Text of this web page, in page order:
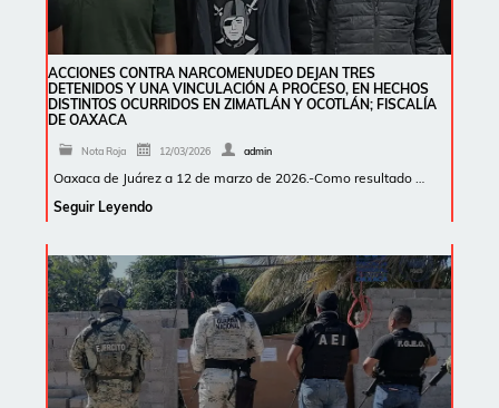
ACCIONES CONTRA NARCOMENUDEO DEJAN TRES
DETENIDOS Y UNA VINCULACIÓN A PROCESO, EN HECHOS
DISTINTOS OCURRIDOS EN ZIMATLÁN Y OCOTLÁN; FISCALÍA
DE OAXACA
Nota Roja 12/03/2026 admin
Oaxaca de Juárez a 12 de marzo de 2026.-Como resultado …
Seguir Leyendo